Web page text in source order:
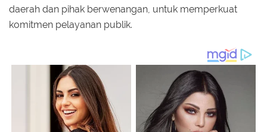
daerah dan pihak berwenangan, untuk memperkuat
komitmen pelayanan publik.